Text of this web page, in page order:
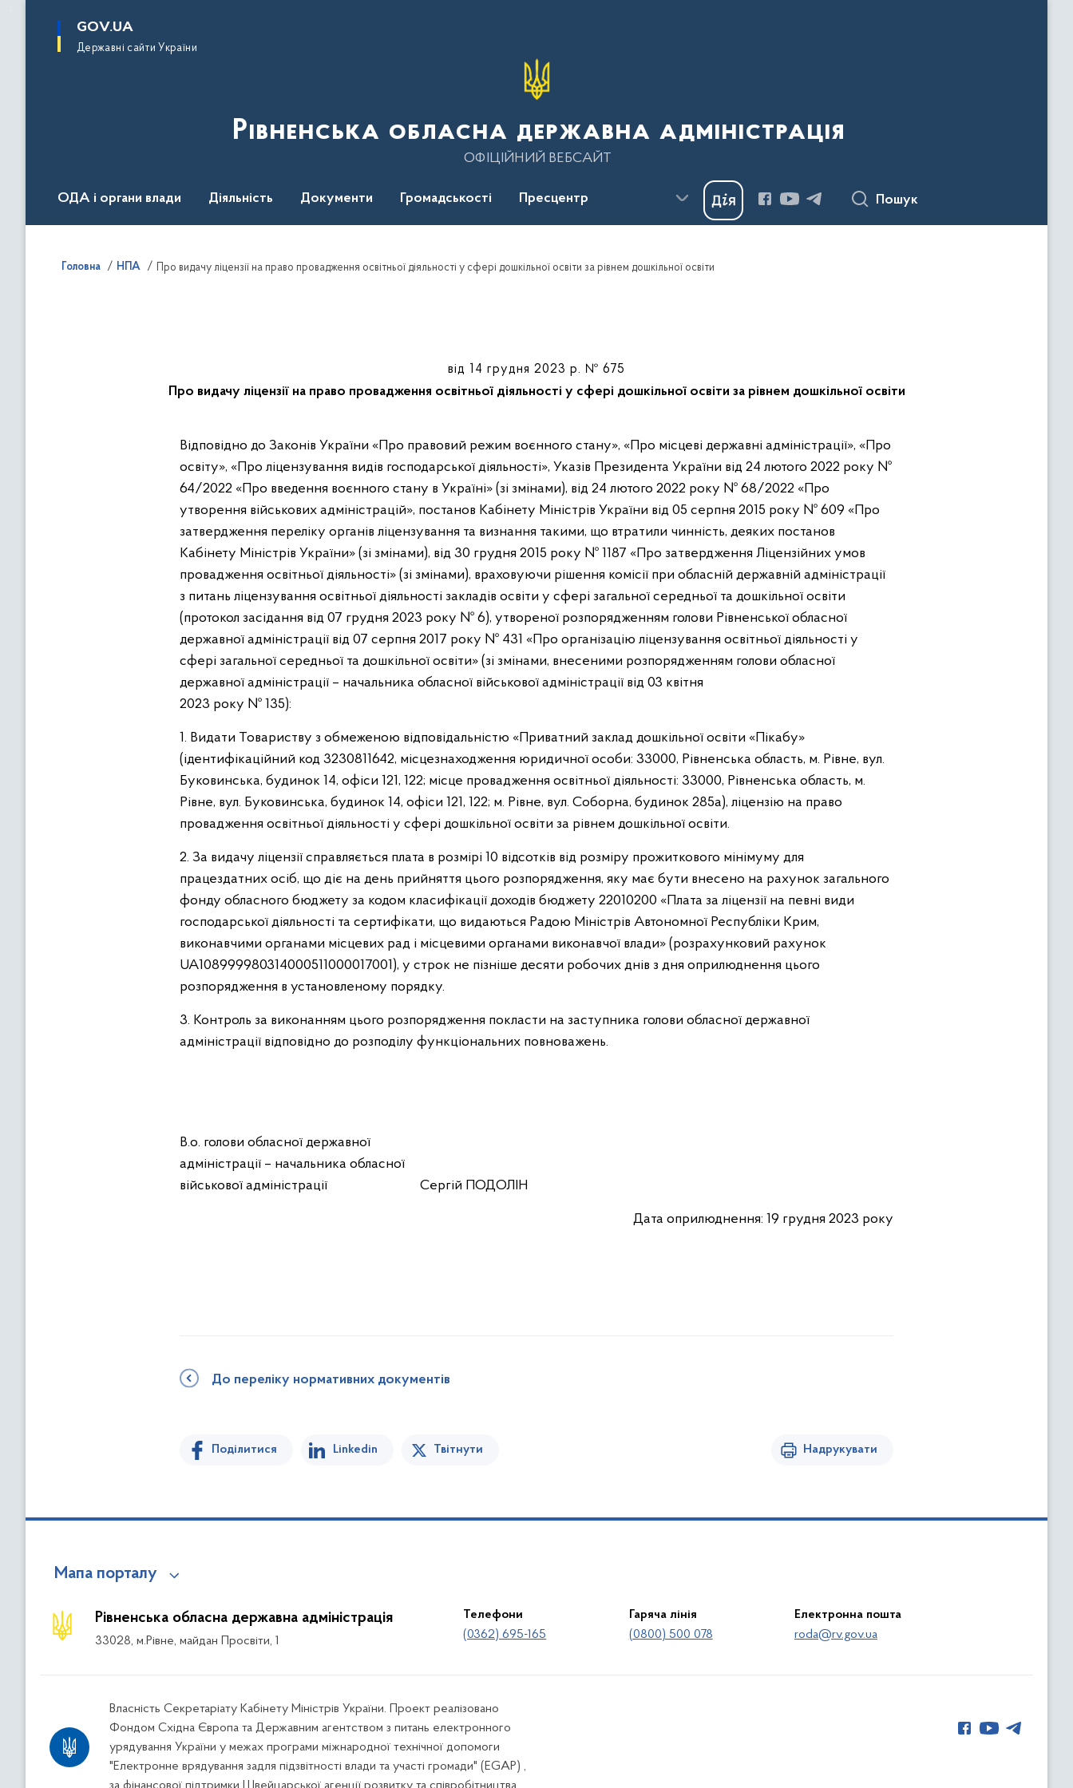
основного
GOV.UA
Державні сайти України
Рівненська обласна державна адміністрація
ОФІЦІЙНИЙ ВЕБСАЙТ
ОДА і органи влади Діяльність Документи Громадськості Пресцентр Пошук
Головна НПА Про видачу ліцензії на право провадження освітньої діяльності у сфері дошкільної освіти за рівнем дошкільної освіти
від 14 грудня 2023 р. № 675
Про видачу ліцензії на право провадження освітньої діяльності у сфері дошкільної освіти за рівнем дошкільної освіти
Відповідно до Законів України «Про правовий режим воєнного стану», «Про місцеві державні адміністрації», «Про
освіту», «Про ліцензування видів господарської діяльності», Указів Президента України від 24 лютого 2022 року №
64/2022 «Про введення воєнного стану в Україні» (зі змінами), від 24 лютого 2022 року № 68/2022 «Про
утворення військових адміністрацій», постанов Кабінету Міністрів України від 05 серпня 2015 року № 609 «Про
затвердження переліку органів ліцензування та визнання такими, що втратили чинність, деяких постанов
Кабінету Міністрів України» (зі змінами), від 30 грудня 2015 року № 1187 «Про затвердження Ліцензійних умов
провадження освітньої діяльності» (зі змінами), враховуючи рішення комісії при обласній державній адміністрації
з питань ліцензування освітньої діяльності закладів освіти у сфері загальної середньої та дошкільної освіти
(протокол засідання від 07 грудня 2023 року № 6), утвореної розпорядженням голови Рівненської обласної
державної адміністрації від 07 серпня 2017 року № 431 «Про організацію ліцензування освітньої діяльності у
сфері загальної середньої та дошкільної освіти» (зі змінами, внесеними розпорядженням голови обласної
державної адміністрації – начальника обласної військової адміністрації від 03 квітня
2023 року № 135):
1. Видати Товариству з обмеженою відповідальністю «Приватний заклад дошкільної освіти «Пікабу»
(ідентифікаційний код 3230811642, місцезнаходження юридичної особи: 33000, Рівненська область, м. Рівне, вул.
Буковинська, будинок 14, офіси 121, 122; місце провадження освітньої діяльності: 33000, Рівненська область, м.
Рівне, вул. Буковинська, будинок 14, офіси 121, 122; м. Рівне, вул. Соборна, будинок 285а), ліцензію на право
провадження освітньої діяльності у сфері дошкільної освіти за рівнем дошкільної освіти.
2. За видачу ліцензії справляється плата в розмірі 10 відсотків від розміру прожиткового мінімуму для
працездатних осіб, що діє на день прийняття цього розпорядження, яку має бути внесено на рахунок загального
фонду обласного бюджету за кодом класифікації доходів бюджету 22010200 «Плата за ліцензії на певні види
господарської діяльності та сертифікати, що видаються Радою Міністрів Автономної Республіки Крим,
виконавчими органами місцевих рад і місцевими органами виконавчої влади» (розрахунковий рахунок
UA108999980314000511000017001), у строк не пізніше десяти робочих днів з дня оприлюднення цього
розпорядження в установленому порядку.
3. Контроль за виконанням цього розпорядження покласти на заступника голови обласної державної
адміністрації відповідно до розподілу функціональних повноважень.
В.о. голови обласної державної
адміністрації – начальника обласної
військової адміністрації Сергій ПОДОЛІН
Дата оприлюднення: 19 грудня 2023 року
До переліку нормативних документів
Поділитися Linkedin Твітнути Надрукувати
Мапа порталу
Рівненська обласна державна адміністрація
33028, м.Рівне, майдан Просвіти, 1
Телефони
(0362) 695-165
Гаряча лінія
(0800) 500 078
Електронна пошта
roda@rv.gov.ua
Власність Секретаріату Кабінету Міністрів України. Проект реалізовано
Фондом Східна Європа та Державним агентством з питань електронного
урядування України у межах програми міжнародної технічної допомоги
"Електронне врядування задля підзвітності влади та участі громади" (EGAP) ,